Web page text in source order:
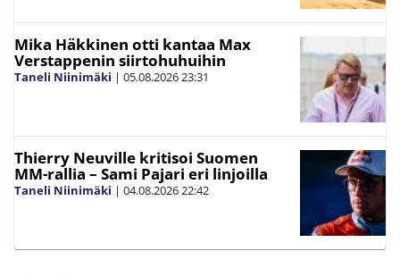
Mika Häkkinen otti kantaa Max
Verstappenin siirtohuhuihin
Taneli Niinimäki | 05.08.202623:31
Thierry Neuville kritisoi Suomen
MM-rallia – Sami Pajari eri linjoilla
Taneli Niinimäki | 04.08.202622:42